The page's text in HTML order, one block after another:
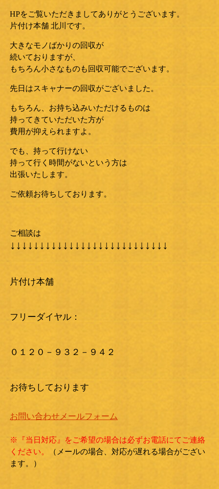
HPをご覧いただきましてありがとうございます。
片付け本舗 北川です。
大きなモノばかりの回収が
続いておりますが、
もちろん小さなものも回収可能でございます。
先日はスキャナーの回収がございました。
もちろん、お持ち込みいただけるものは
持ってきていただいた方が
費用が抑えられますよ。
でも、持って行けない
持って行く時間がないという方は
出張いたします。
ご依頼お待ちしております。
ご相談は
↓↓↓↓↓↓↓↓↓↓↓↓↓↓↓↓↓↓↓↓↓↓↓↓↓↓↓
片付け本舗
フリーダイヤル：
０１２０－９３２－９４２
お待ちしております
お問い合わせメールフォーム
※『当日対応』をご希望の場合は必ずお電話にてご連絡
ください。
（メールの場合、対応が遅れる場合がござい
ます。）